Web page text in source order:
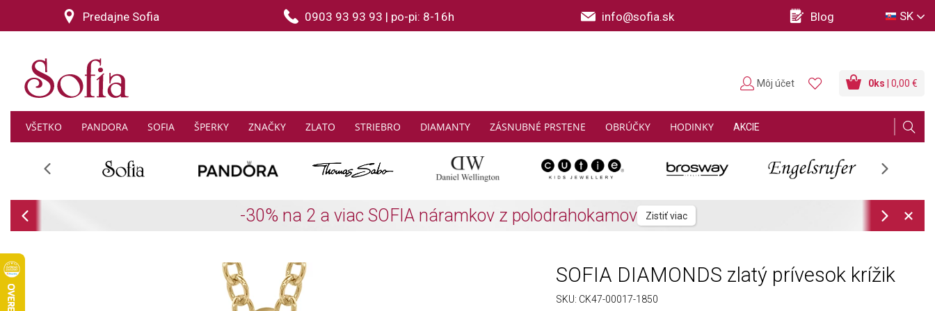
Predajne Sofia 0903 93 93 93 | po-pi: 8-16h info@sofia.sk Blog SK
VŠETKO PANDORA SOFIA ŠPERKY ZNAČKY ZLATO STRIEBRO DIAMANTY ZÁSNUBNÉ PRSTENE OBRÚČKY HODINKY AKCIE
0ks | 0,00 €
Môj účet
THOMAS SABO: Zbierajte a ušetrite Zistiť viac
SOFIA DIAMONDS zlatý prívesok krížik
SKU: CK47-00017-1850